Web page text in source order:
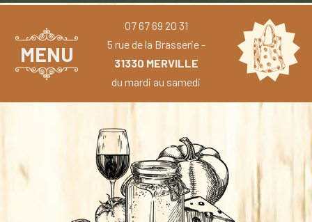
MENU
07 67 69 20 31
5 rue de la Brasserie -
31330 MERVILLE
du mardi au samedi